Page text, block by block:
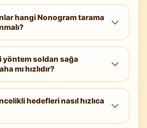
hangi Nonogram tarama
kullanın: sıkı satırlarda blok
ardından geçişler arasında
tam soldan sağa satır ve
yöntem soldan sağa
mı hızlıdır?
başta daha hızlıdır
Yeni başlayanlar genellikle
yapılandırılmış
hedefleri nasıl hızlıca